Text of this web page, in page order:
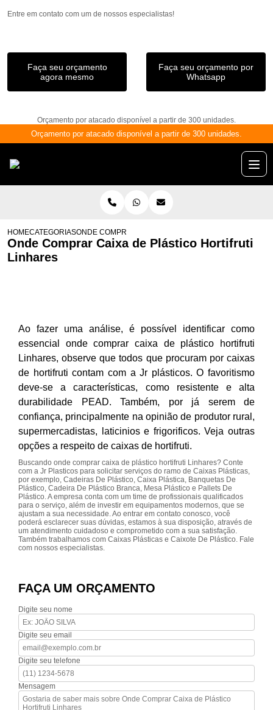
Entre em contato com um de nossos especialistas!
Faça seu orçamento
agora mesmo
Faça seu orçamento por
Whatsapp
Orçamento por atacado disponível a partir de 300 unidades.
Orçamento por atacado disponível a partir de 300 unidades.
HOMECATEGORIASONDE COMPRAR CAIXA DE PLÁSTICO HORTIFRUTI
Onde Comprar Caixa de Plástico Hortifruti
Linhares
Ao fazer uma análise, é possível identificar como
essencial onde comprar caixa de plástico hortifruti
Linhares, observe que todos que procuram por caixas
de hortifruti contam com a Jr plásticos. O favoritismo
deve-se a características, como resistente e alta
durabilidade PEAD. Também, por já serem de
confiança, principalmente na opinião de produtor rural,
supermercadistas, laticinios e frigorificos. Veja outras
opções a respeito de caixas de hortifruti.
Buscando onde comprar caixa de plástico hortifruti Linhares? Conte
com a Jr Plasticos para solicitar serviços do ramo de Caixas Plásticas,
por exemplo, Cadeiras De Plástico, Caixa Plástica, Banquetas De
Plástico, Cadeira De Plástico Branca, Mesa Plástico e Pallets De
Plástico. A empresa conta com um time de profissionais qualificados
para o serviço, além de investir em equipamentos modernos, que se
ajustam a sua necessidade. Ao entrar em contato conosco, você
poderá esclarecer suas dúvidas, estamos à sua disposição, através de
um atendimento cuidadoso e comprometido com a sua satisfação.
Também trabalhamos com Caixas Plásticas e Caixote De Plástico. Fale
com nossos especialistas.
FAÇA UM ORÇAMENTO
Digite seu nome
Digite seu email
Digite seu telefone
Mensagem